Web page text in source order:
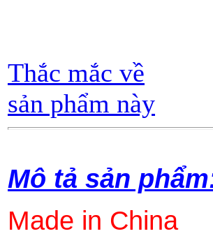
Thắc mắc về
sản phẩm này
Mô tả sản
Made in China